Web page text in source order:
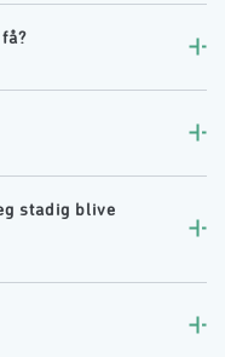
stadig blive